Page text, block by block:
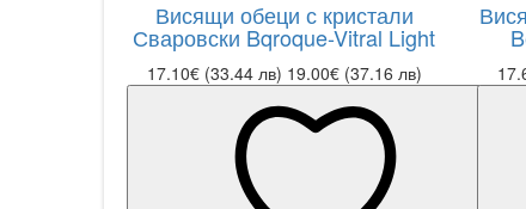
Висящи обеци с кристали
Сваровски Bqroque-Vitral Light
17.10€ (33.44 лв) 19.00€ (37.16 лв)